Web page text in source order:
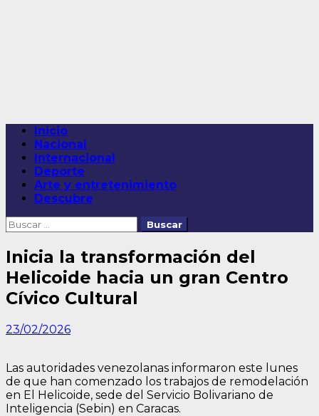
Menú
principal
Inicio
Nacional
Internacional
Deporte
Arte y entretenimiento
Descubre
Buscar:
Inicia la transformación del
Helicoide hacia un gran Centro
Cívico Cultural
23/02/2026
Las autoridades venezolanas informaron este lunes
de que han comenzado los trabajos de remodelación
en El Helicoide, sede del Servicio Bolivariano de
Inteligencia (Sebin) en Caracas.